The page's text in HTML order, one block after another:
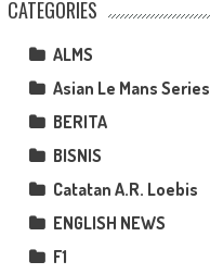
CATEGORIES
ALMS
Asian Le Mans Series
BERITA
BISNIS
Catatan A.R. Loebis
ENGLISH NEWS
F1